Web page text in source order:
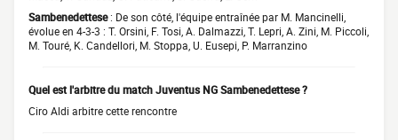
Sambenedettese: De son côté, l'équipe entraînée par M. Mancinelli,
évolue en 4-3-3 : T. Orsini, F. Tosi, A. Dalmazzi, T. Lepri, A. Zini, M. Piccoli,
M. Touré, K. Candellori, M. Stoppa, U. Eusepi, P. Marranzino
Quel est l'arbitre du match Juventus NG Sambenedettese ?
Ciro Aldi arbitre cette rencontre